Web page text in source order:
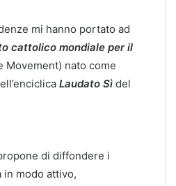
mi hanno portato ad
cattolico mondiale per il
Movement) nato come
Laudato Sì del
di diffondere i
in modo attivo,